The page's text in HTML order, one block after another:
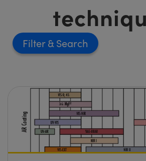
Filter